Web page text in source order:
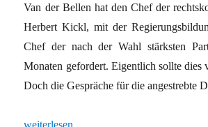
Van der Bellen hat den Chef der
Herbert Kickl, mit der
Chef der nach der Wahl stärksten
Monaten gefordert. Eigentlich sollte dies
Doch die Gespräche für die angestrebte
„Triumph des Kickls: Österreich vor
weiterlesen